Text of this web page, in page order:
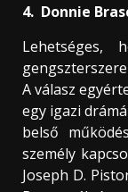
4. Donnie
Lehetséges,
A válasz
egy igazi
belső
személy
Joseph D.